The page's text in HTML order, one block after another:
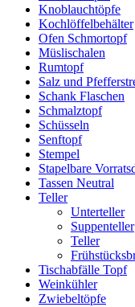
Knoblauchtöpfe
Kochlöffelbehälter
Ofen Schmortopf
Müslischalen
Rumtopf
Salz und
Schank Flaschen
Schmalztopf
Schüsseln
Senftopf
Stempel
Stapelbare
Tassen Neutral
Teller
Unterteller
Suppenteller
Teller
Tischabfälle Topf
Weinkühler
Zwiebeltöpfe